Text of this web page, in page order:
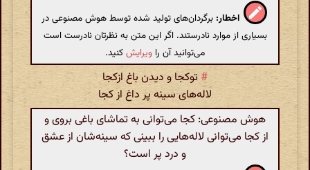
اخطار: برگردان‌های تولید شده توسط هوش مصنوعی در
بسیاری از موارد نادرستند. اگر این متن به نظرتان نادرست است
می‌توانید آن را ویرایشکنید.
# توکجا و دیدن باغ ازکجا
لاله‌های سینه پر داغ از کجا
هوش مصنوعی: کجا می‌توانی به تماشای باغی بروی و
از کجا می‌توانی لاله‌هایی را ببینی که سینه‌شان از عشق
و درد پر است؟